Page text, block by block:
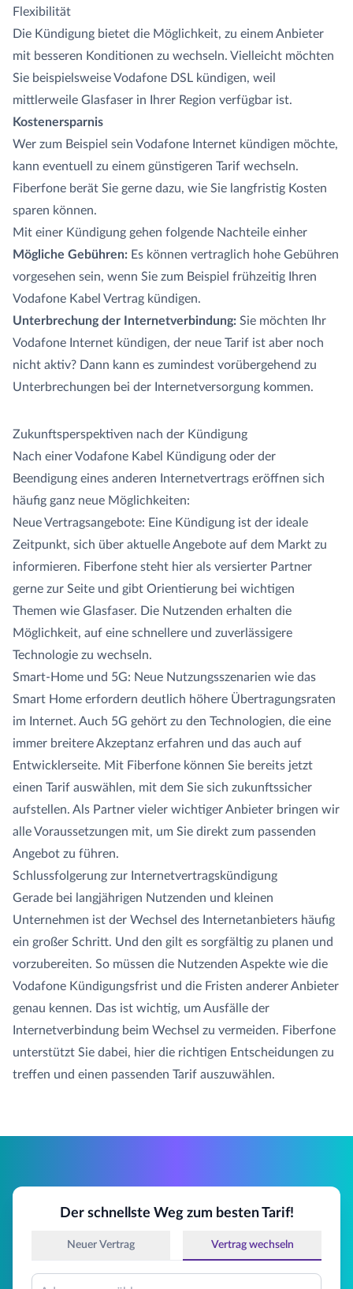
Flexibilität
Die Kündigung bietet die Möglichkeit, zu einem Anbieter
mit besseren Konditionen zu wechseln. Vielleicht möchten
Sie beispielsweise Vodafone DSL kündigen, weil
mittlerweile Glasfaser in Ihrer Region verfügbar ist.
Kostenersparnis
Wer zum Beispiel sein Vodafone Internet kündigen möchte,
kann eventuell zu einem günstigeren Tarif wechseln.
Fiberfone berät Sie gerne dazu, wie Sie langfristig Kosten
sparen können.
Mit einer Kündigung gehen folgende Nachteile einher
Mögliche Gebühren: Es können vertraglich hohe Gebühren
vorgesehen sein, wenn Sie zum Beispiel frühzeitig Ihren
Vodafone Kabel Vertrag kündigen.
Unterbrechung der Internetverbindung: Sie möchten Ihr
Vodafone Internet kündigen, der neue Tarif ist aber noch
nicht aktiv? Dann kann es zumindest vorübergehend zu
Unterbrechungen bei der Internetversorgung kommen.
Zukunftsperspektiven nach der Kündigung
Nach einer Vodafone Kabel Kündigung oder der
Beendigung eines anderen Internetvertrags eröffnen sich
häufig ganz neue Möglichkeiten:
Neue Vertragsangebote: Eine Kündigung ist der ideale
Zeitpunkt, sich über aktuelle Angebote auf dem Markt zu
informieren. Fiberfone steht hier als versierter Partner
gerne zur Seite und gibt Orientierung bei wichtigen
Themen wie Glasfaser. Die Nutzenden erhalten die
Möglichkeit, auf eine schnellere und zuverlässigere
Technologie zu wechseln.
Smart-Home und 5G: Neue Nutzungsszenarien wie das
Smart Home erfordern deutlich höhere Übertragungsraten
im Internet. Auch 5G gehört zu den Technologien, die eine
immer breitere Akzeptanz erfahren und das auch auf
Entwicklerseite. Mit Fiberfone können Sie bereits jetzt
einen Tarif auswählen, mit dem Sie sich zukunftssicher
aufstellen. Als Partner vieler wichtiger Anbieter bringen wir
alle Voraussetzungen mit, um Sie direkt zum passenden
Angebot zu führen.
Schlussfolgerung zur Internetvertragskündigung
Gerade bei langjährigen Nutzenden und kleinen
Unternehmen ist der Wechsel des Internetanbieters häufig
ein großer Schritt. Und den gilt es sorgfältig zu planen und
vorzubereiten. So müssen die Nutzenden Aspekte wie die
Vodafone Kündigungsfrist und die Fristen anderer Anbieter
genau kennen. Das ist wichtig, um Ausfälle der
Internetverbindung beim Wechsel zu vermeiden. Fiberfone
unterstützt Sie dabei, hier die richtigen Entscheidungen zu
treffen und einen passenden Tarif auszuwählen.
Der schnellste Weg zum besten Tarif!
Neuer Vertrag Vertrag wechseln